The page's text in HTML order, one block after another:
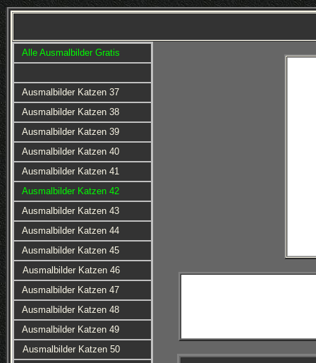
Alle Ausmalbilder Gratis
Ausmalbilder Katzen 37
Ausmalbilder Katzen 38
Ausmalbilder Katzen 39
Ausmalbilder Katzen 40
Ausmalbilder Katzen 41
Ausmalbilder Katzen 42
Ausmalbilder Katzen 43
Ausmalbilder Katzen 44
Ausmalbilder Katzen 45
Ausmalbilder Katzen 46
Ausmalbilder Katzen 47
Ausmalbilder Katzen 48
Ausmalbilder Katzen 49
Ausmalbilder Katzen 50